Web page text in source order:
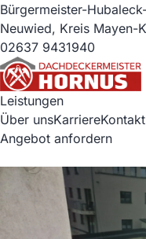
Bürgermeister-
Neuwied, Kreis Mayen-
02637 9431940
Leistungen
Über unsKarriereKontakt
Angebot anfordern